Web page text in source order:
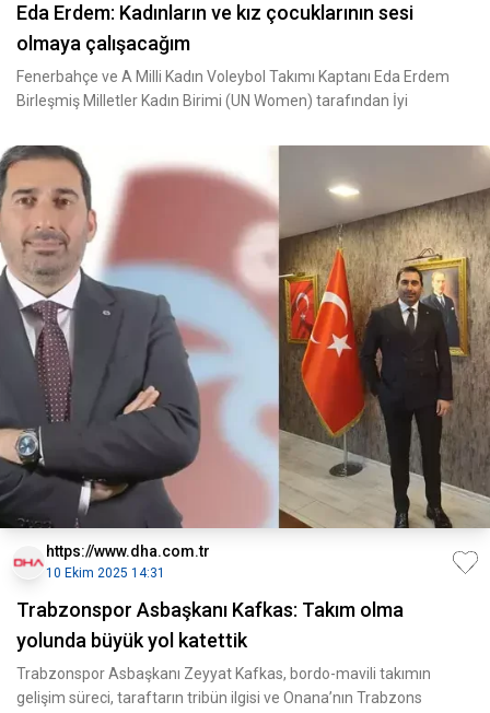
Eda Erdem: Kadınların ve kız çocuklarının sesi
olmaya çalışacağım
Fenerbahçe ve A Milli Kadın Voleybol Takımı Kaptanı Eda Erdem
Birleşmiş Milletler Kadın Birimi (UN Women) tarafından İyi
https://www.dha.com.tr
10 Ekim 2025 14:31
Trabzonspor Asbaşkanı Kafkas: Takım olma
yolunda büyük yol katettik
Trabzonspor Asbaşkanı Zeyyat Kafkas, bordo-mavili takımın
gelişim süreci, taraftarın tribün ilgisi ve Onana’nın Trabzons